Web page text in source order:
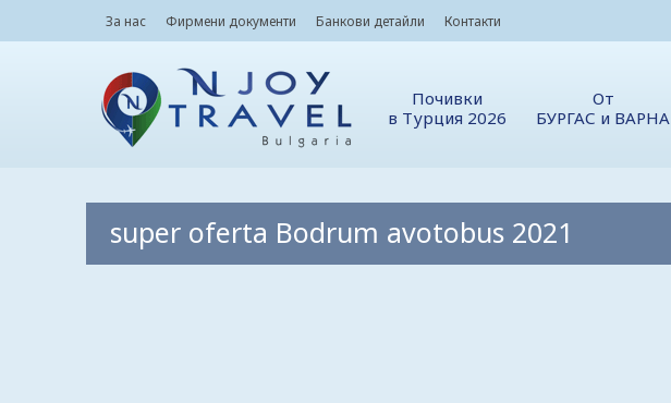
За нас Фирмени документи Банкови детайли Контакти
Почивки
в Турция 2026
От
БУРГАС и ВАРНА
super oferta Bodrum avotobus 2021